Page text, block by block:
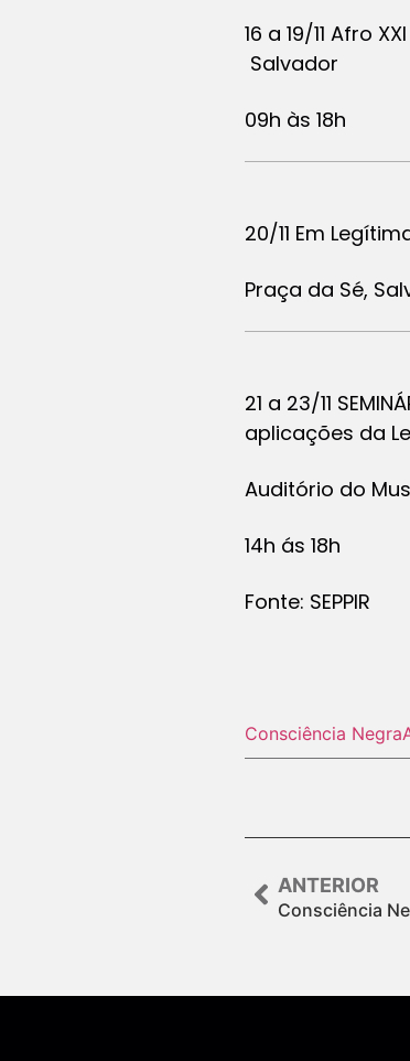
16 a 19/11 Afro
Salvador
09h às 18h
20/11 Em
Praça da Sé,
21 a 23/11
aplicações da
Auditório do
14h ás 18h
Fonte: SEPPIR
Consciência Negra
ANTERIOR
Consciência